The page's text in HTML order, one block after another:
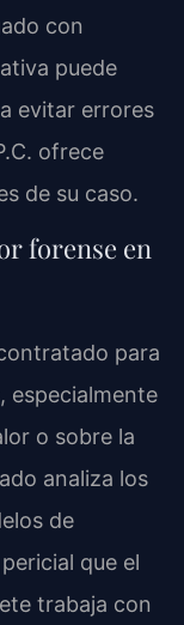
con
puede
evitar errores
ofrece
de su caso.
forense en
para
especialmente
o sobre la
analiza los
de
que el
trabaja con